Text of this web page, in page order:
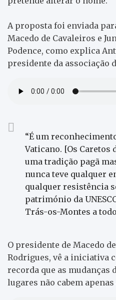
A proposta foi enviada
Macedo de Cavaleiros e
Podence, como explica
presidente da associação
“É um
Vaticano. [Os Caretos
uma tradição pagã
nunca teve qualquer
qualquer resistência
património da
Trás-os-Montes a
O presidente de Macedo
Rodrigues, vê a iniciativa
recorda que as mudanças
lugares não cabem